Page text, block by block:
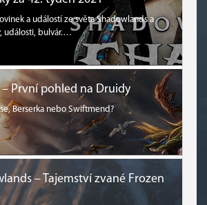
a událostí ze světa Shadowlands a
události, bulvár.…
První pohled na Druidy
Berserka nebo Swiftmend?
– Tajemství zvané Frozen